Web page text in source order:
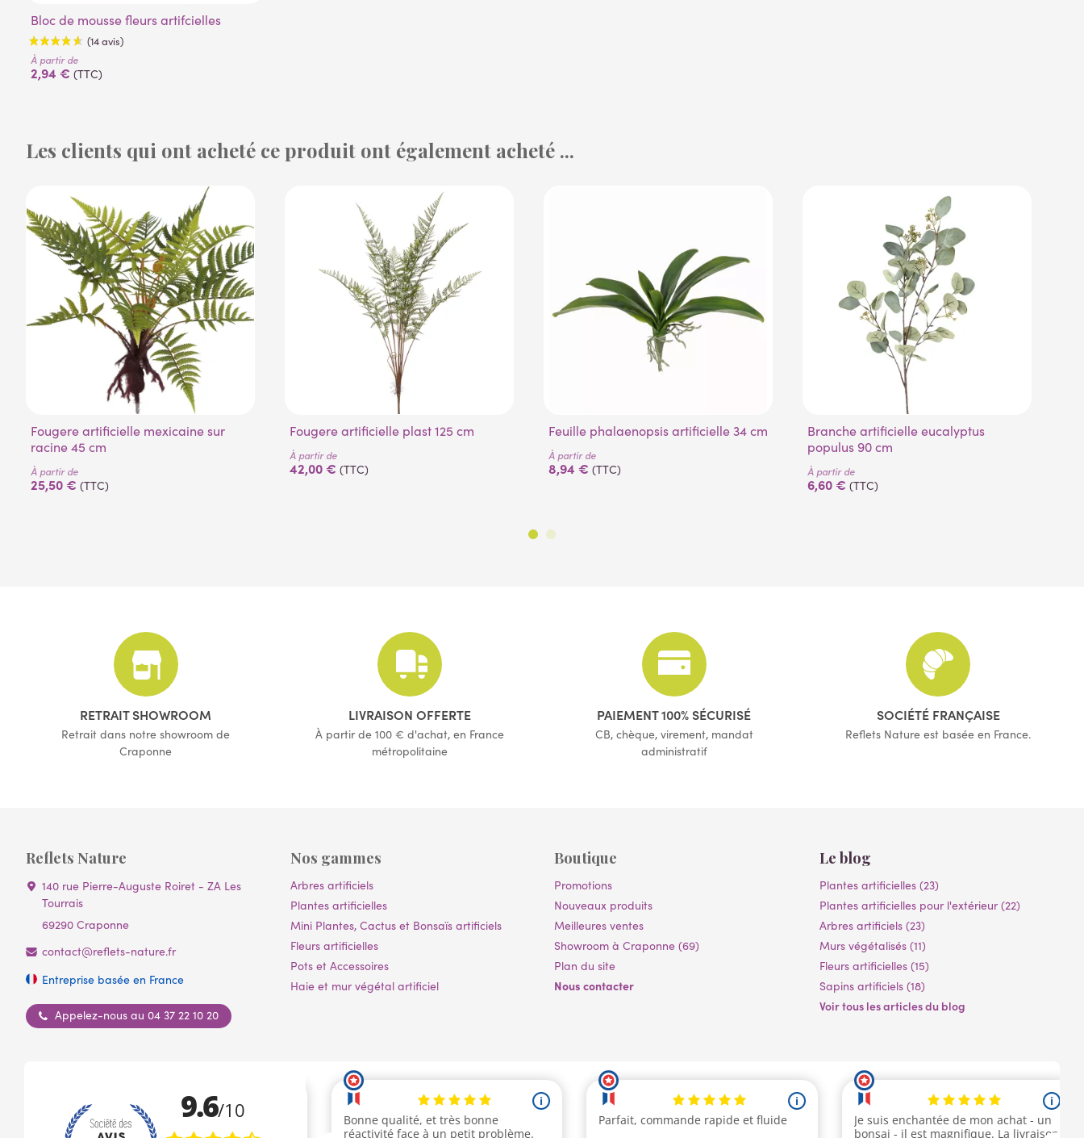
Bloc de mousse fleurs artifcielles
(14 avis)
À partir de
2,94 € (TTC)
Les clients qui ont acheté ce produit ont également acheté ...
Fougere artificielle mexicaine sur
racine 45 cm
À partir de
25,50 € (TTC)
Fougere artificielle plast 125 cm
À partir de
42,00 € (TTC)
Feuille phalaenopsis artificielle 34 cm
À partir de
8,94 € (TTC)
Branche artificielle eucalyptus
populus 90 cm
À partir de
6,60 € (TTC)
RETRAIT SHOWROOM
Retrait dans notre showroom de
Craponne
LIVRAISON OFFERTE
À partir de 100 € d'achat, en France
métropolitaine
PAIEMENT 100% SÉCURISÉ
CB, chèque, virement, mandat
administratif
SOCIÉTÉ FRANÇAISE
Reflets Nature est basée en France.
Reflets Nature
140 rue Pierre-Auguste Roiret - ZA Les
Tourrais
69290 Craponne
contact@reflets-nature.fr
Entreprise basée en France
Appelez-nous au 04 37 22 10 20
Nos gammes
Arbres artificiels
Plantes artificielles
Mini Plantes, Cactus et Bonsaïs artificiels
Fleurs artificielles
Pots et Accessoires
Haie et mur végétal artificiel
Boutique
Promotions
Nouveaux produits
Meilleures ventes
Showroom à Craponne (69)
Plan du site
Nous contacter
Le blog
Plantes artificielles (23)
Plantes artificielles pour l'extérieur (22)
Arbres artificiels (23)
Murs végétalisés (11)
Fleurs artificielles (15)
Sapins artificiels (18)
Voir tous les articles du blog